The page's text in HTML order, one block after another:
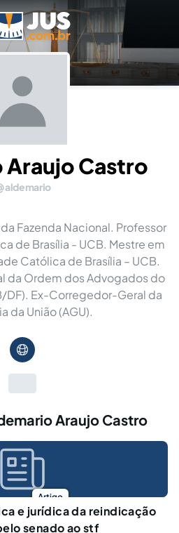
Castro
aldemario
Fazenda Nacional. Professor
de Brasília - UCB. Mestre em
Católica de Brasília – UCB.
da Ordem dos Advogados do
DF). Ex-Corregedor-Geral da
da União (AGU).
Araujo Castro
Artigo
e jurídica da reindicação
senado ao stf